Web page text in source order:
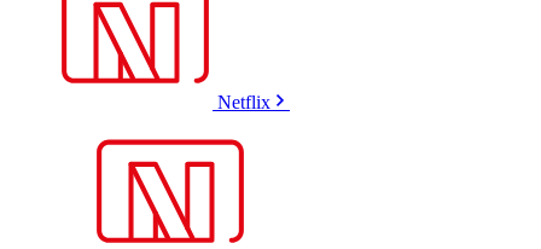
Netflix